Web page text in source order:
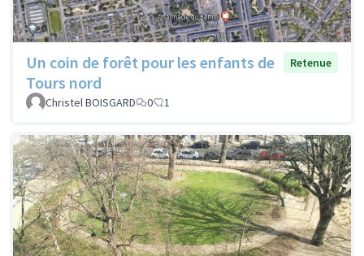
Un coin de forêt pour les enfants de
Tours nord
Retenue
Christel BOISGARD 0 1